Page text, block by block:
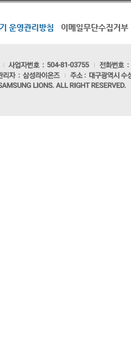
운영관리방침 이메일무단수집거부